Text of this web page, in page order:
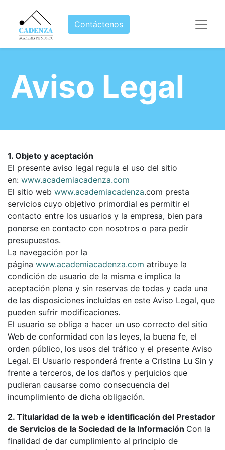
Contáctenos
Aviso Legal
1. Objeto y aceptación
El presente aviso legal regula el uso del sitio
en: www.academiacadenza.com
El sitio web www.academiacadenza.com presta
servicios cuyo objetivo primordial es permitir el
contacto entre los usuarios y la empresa, bien para
ponerse en contacto con nosotros o para pedir
presupuestos.
La navegación por la
página www.academiacadenza.com atribuye la
condición de usuario de la misma e implica la
aceptación plena y sin reservas de todas y cada una
de las disposiciones incluidas en este Aviso Legal, que
pueden sufrir modificaciones.
El usuario se obliga a hacer un uso correcto del sitio
Web de conformidad con las leyes, la buena fe, el
orden público, los usos del tráfico y el presente Aviso
Legal. El Usuario responderá frente a Cristina Lu Sin y
frente a terceros, de los daños y perjuicios que
pudieran causarse como consecuencia del
incumplimiento de dicha obligación.
2. Titularidad de la web e identificación del Prestador
de Servicios de la Sociedad de la Información Con la
finalidad de dar cumplimiento al principio de